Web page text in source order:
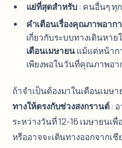
แย่ที่สุดสำหรับ: คนอื่นๆ ทุ
คำเตือนเรื่องคุณภาพอาก
เกี่ยวกับระบบทางเดินหาย
เดือนเมษายนแม้แต่หน้าก
เพียงพอในวันที่คุณภาพอา
ถ้าจำเป็นต้องมาในเดือนเมษ
ทางให้ตรงกับช่วงสงกรานต์: อ
ระหว่างวันที่ 12-16 เมษายนเ
หรืออาจจะเดินทางออกจากเชี